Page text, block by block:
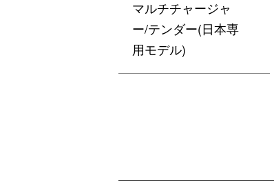
マルチチャージャ
ー/テンダー(日本専
用モデル)